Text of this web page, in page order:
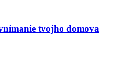
tvojho domova